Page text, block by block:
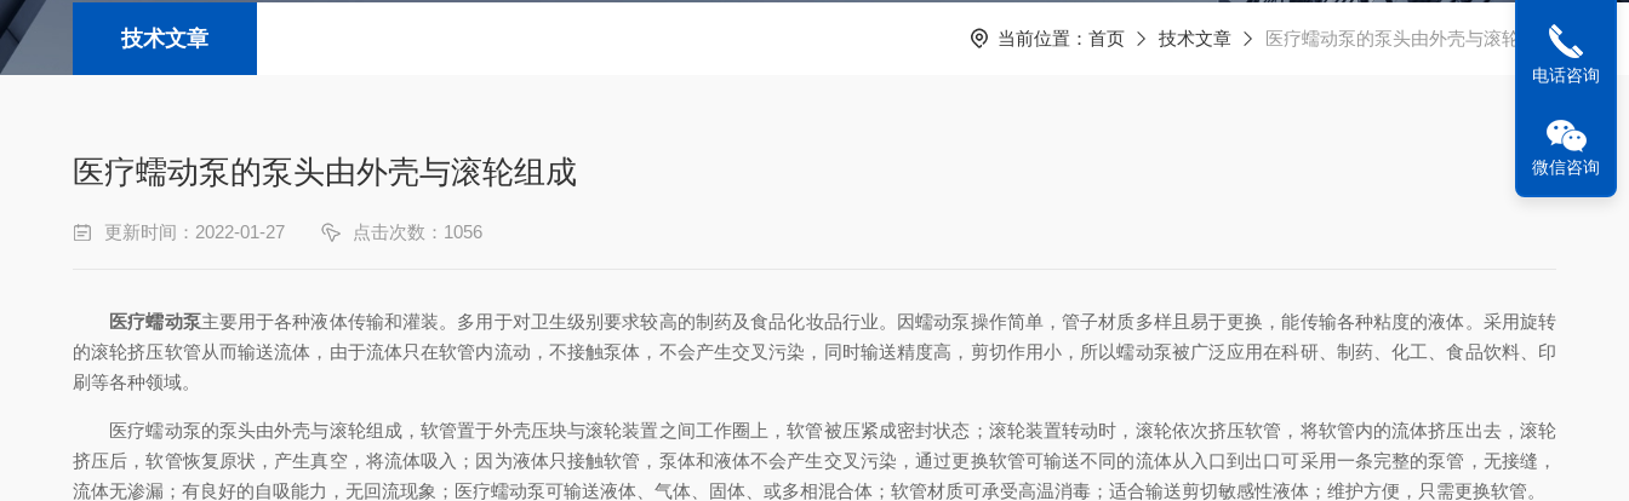
技术文章 当前位置： 首页 技术文章 医疗蠕动泵的泵头由外壳与滚轮组成
医疗蠕动泵的泵头由外壳与滚轮组成
更新时间：2022-01-27 点击次数：1056
医疗蠕动泵主要用于各种液体传输和灌装。多用于对卫生级别要求较高的制药及食品化妆品行业。因蠕动泵操作简单，管子材质多样且易于更换，能传输各种粘度的液体。采用旋转
的滚轮挤压软管从而输送流体，由于流体只在软管内流动，不接触泵体，不会产生交叉污染，同时输送精度高，剪切作用小，所以蠕动泵被广泛应用在科研、制药、化工、食品饮料、印
刷等各种领域。
医疗蠕动泵的泵头由外壳与滚轮组成，软管置于外壳压块与滚轮装置之间工作圈上，软管被压紧成密封状态；滚轮装置转动时，滚轮依次挤压软管，将软管内的流体挤压出去，滚轮
挤压后，软管恢复原状，产生真空，将流体吸入；因为液体只接触软管，泵体和液体不会产生交叉污染，通过更换软管可输送不同的流体从入口到出口可采用一条完整的泵管，无接缝，
流体无渗漏；有良好的自吸能力，无回流现象；医疗蠕动泵可输送液体、气体、固体、或多相混合体；软管材质可承受高温消毒；适合输送剪切敏感性液体；维护方便，只需更换软管。
电话咨询
微信咨询